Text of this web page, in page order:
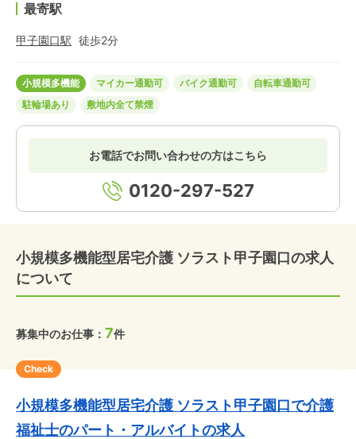
最寄駅
甲子園口駅 徒歩2分
小規模多機能 マイカー通勤可 バイク通勤可
自転車通勤可
駐輪場あり
敷地内全て禁煙
お電話でお問い合わせの方はこちら
0120-297-527
小規模多機能型居宅介護 ソラスト甲子園口の求人
について
募集中のお仕事： 7件
Check
小規模多機能型居宅介護 ソラスト甲子園口で介護
福祉士のパート・アルバイトの求人